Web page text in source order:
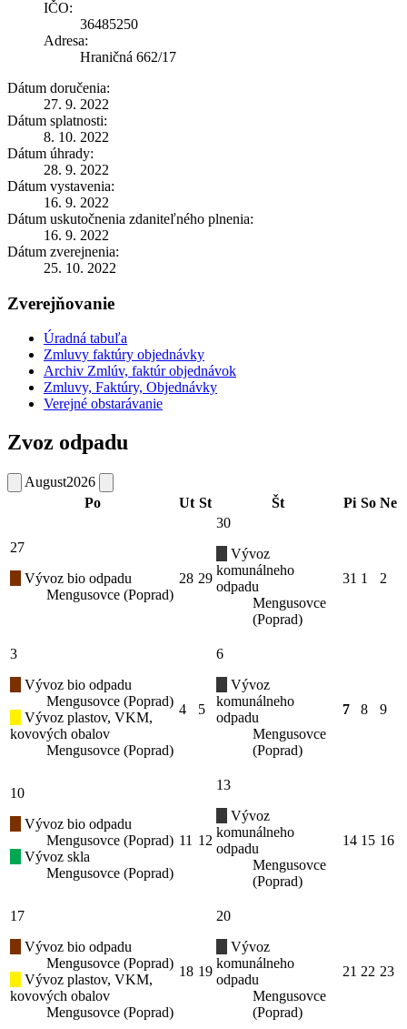
IČO:
36485250
Adresa:
Hraničná 662/17
Dátum doručenia:
27. 9. 2022
Dátum splatnosti:
8. 10. 2022
Dátum úhrady:
28. 9. 2022
Dátum vystavenia:
16. 9. 2022
Dátum uskutočnenia zdaniteľného plnenia:
16. 9. 2022
Dátum zverejnenia:
25. 10. 2022
Zverejňovanie
Úradná tabuľa
Zmluvy faktúry objednávky
Archiv Zmlúv, faktúr objednávok
Zmluvy, Faktúry, Objednávky
Verejné obstarávanie
Zvoz odpadu
August2026
Po
Ut St Št Pi So Ne
27
Vývoz bio odpadu
Mengusovce (Poprad)
28 29
30
Vývoz
komunálneho
odpadu
Mengusovce
(Poprad)
31 1 2
3
Vývoz bio odpadu
Mengusovce (Poprad)
Vývoz plastov, VKM,
kovových obalov
Mengusovce (Poprad)
4 5
6
Vývoz
komunálneho
odpadu
Mengusovce
(Poprad)
7 8 9
10
Vývoz bio odpadu
Mengusovce (Poprad)
Vývoz skla
Mengusovce (Poprad)
11 12
13
Vývoz
komunálneho
odpadu
Mengusovce
(Poprad)
14 15 16
17
Vývoz bio odpadu
Mengusovce (Poprad)
Vývoz plastov, VKM,
kovových obalov
Mengusovce (Poprad)
18 19
20
Vývoz
komunálneho
odpadu
Mengusovce
(Poprad)
21 22 23